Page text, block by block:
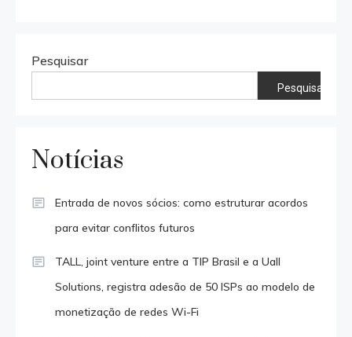
Pesquisar
Pesquisar
Notícias
Entrada de novos sócios: como estruturar acordos
para evitar conflitos futuros
TALL, joint venture entre a TIP Brasil e a Uall
Solutions, registra adesão de 50 ISPs ao modelo de
monetização de redes Wi-Fi